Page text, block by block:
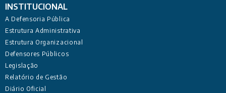
INSTITUCIONAL
A Defensoria Pública
Estrutura Administrativa
Estrutura Organizacional
Defensores Públicos
Legislação
Relatório de Gestão
Diário Oficial